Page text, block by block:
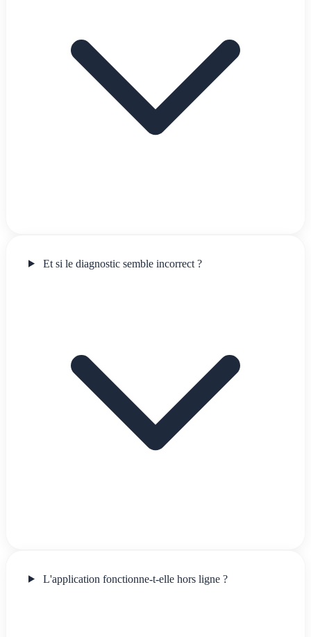
Et si le diagnostic semble incorrect ?
L'application fonctionne-t-elle hors ligne ?